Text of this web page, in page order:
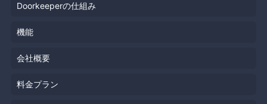
Doorkeeperの仕組み
機能
会社概要
料金プラン